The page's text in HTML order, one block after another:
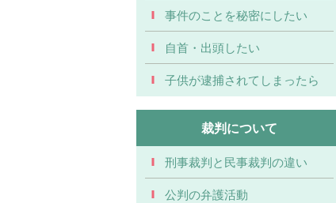
事件のことを秘密にしたい
自首・出頭したい
子供が逮捕されてしまったら
裁判について
刑事裁判と民事裁判の違い
公判の弁護活動